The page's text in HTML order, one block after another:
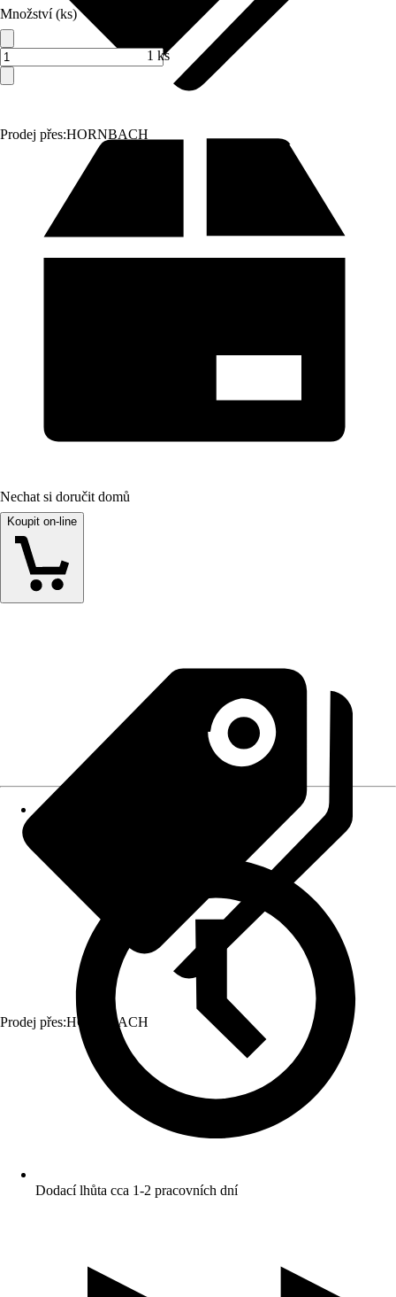
Prodej přes:HORNBACH
Množství (ks)
1 ks
Nechat si doručit domů
Koupit on-line
Prodej přes:HORNBACH
Dodací lhůta cca 1-2 pracovních dní